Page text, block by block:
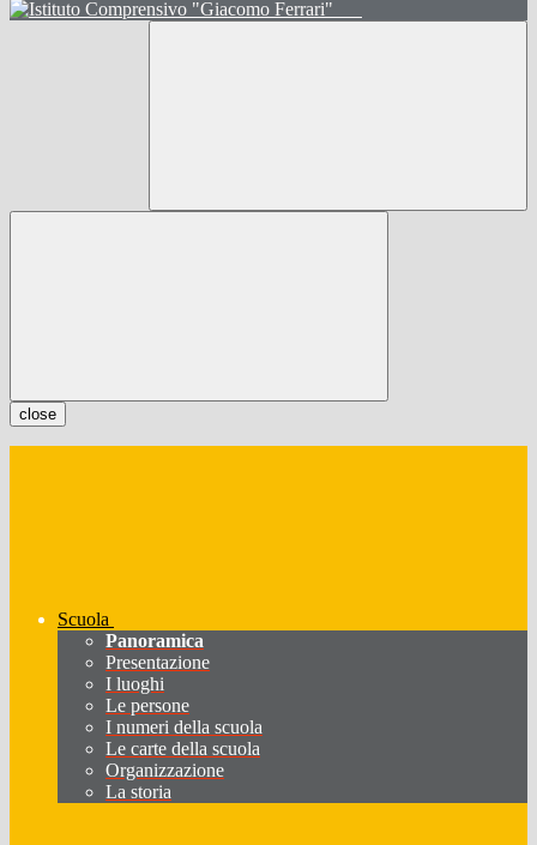
close
Scuola
Panoramica
Presentazione
I luoghi
Le persone
I numeri della scuola
Le carte della scuola
Organizzazione
La storia